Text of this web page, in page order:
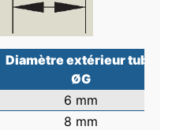
Diamètre extérieur tube
ØG
6 mm
8 mm